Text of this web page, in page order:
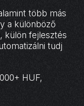
több más
a különböző
külön fejlesztés
tudj
HUF,